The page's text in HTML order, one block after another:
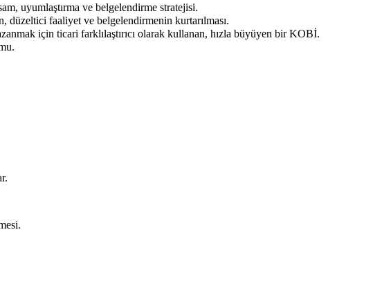
uyumlaştırma ve belgelendirme stratejisi.
düzeltici faaliyet ve belgelendirmenin kurtarılması.
için ticari farklılaştırıcı olarak kullanan, hızla büyüyen bir KOBİ.